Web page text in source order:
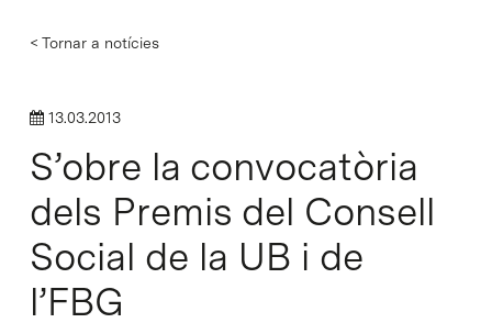
< Tornar a notícies
13.03.2013
S’obre la convocatòria
dels Premis del Consell
Social de la UB i de
l’FBG